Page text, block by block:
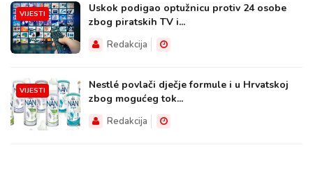
VIJESTI
Uskok podigao optužnicu protiv 24 osobe
zbog piratskih TV i...
Redakcija
VIJESTI
Nestlé povlači dječje formule i u Hrvatskoj
zbog mogućeg tok...
Redakcija